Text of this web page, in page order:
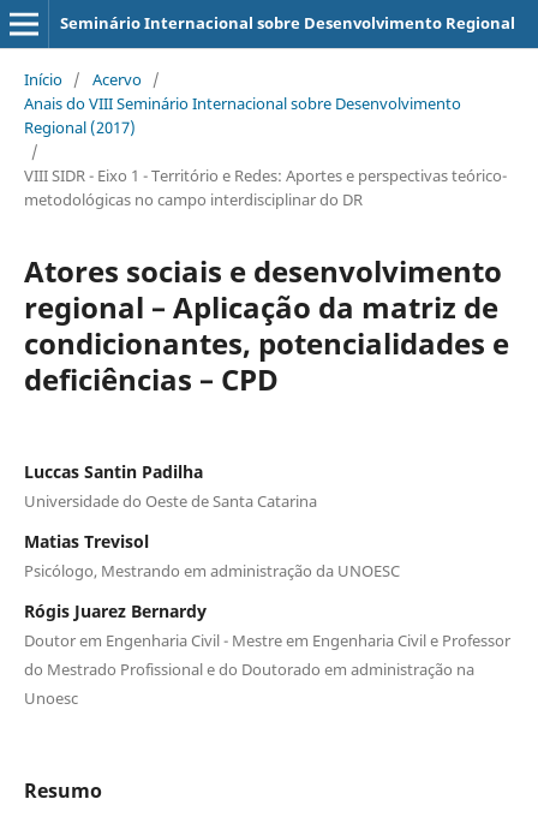
Seminário Internacional sobre Desenvolvimento Regional
Início / Acervo /
Anais do VIII Seminário Internacional sobre Desenvolvimento
Regional (2017)
/
VIII SIDR - Eixo 1 - Território e Redes: Aportes e perspectivas teórico-
metodológicas no campo interdisciplinar do DR
Atores sociais e desenvolvimento
regional – Aplicação da matriz de
condicionantes, potencialidades e
deficiências – CPD
Luccas Santin Padilha
Universidade do Oeste de Santa Catarina
Matias Trevisol
Psicólogo, Mestrando em administração da UNOESC
Rógis Juarez Bernardy
Doutor em Engenharia Civil - Mestre em Engenharia Civil e Professor
do Mestrado Profissional e do Doutorado em administração na
Unoesc
Resumo